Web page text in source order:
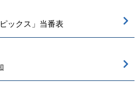
ックス」当番表